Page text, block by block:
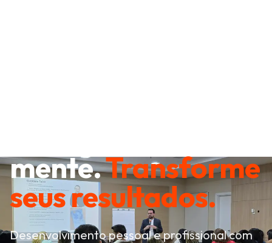
mente.Transforme
seus resultados.
Desenvolvimento pessoal e profissional com